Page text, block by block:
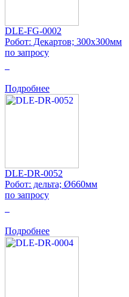
DLE-FG-0002
Робот: Декартов; 300x300мм
по запросу
Подробнее
DLE-DR-0052
Робот: дельта; Ø660мм
по запросу
Подробнее